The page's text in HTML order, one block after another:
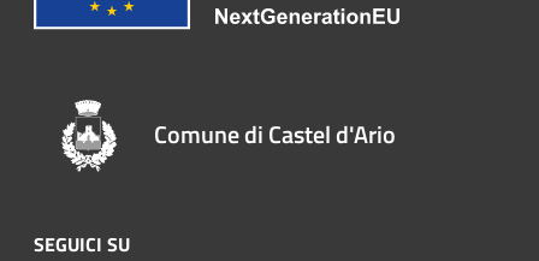
Comune di Castel d'Ario
SEGUICI SU